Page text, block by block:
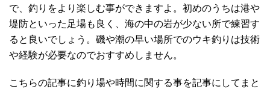
で、釣りをより楽しむ事ができますよ。初めのうちは港や
堤防といった足場も良く、海の中の岩が少ない所で練習す
ると良いでしょう。磯や潮の早い場所でのウキ釣りは技術
や経験が必要なのでおすすめしません。
こちらの記事に釣り場や時間に関する事を記事にしてまと